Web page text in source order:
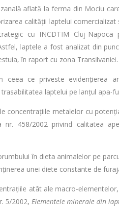
aflată la ferma din Mociu
calității laptelui comercializat
cu INCDTIM Cluj-Napoca
laptele a fost analizat din
în raport cu zona Transilvaniei.
ceea ce priveste evidențierea
laptelui pe lanțul apa-
concentrațiile metalelor cu
458/2002 privind calitatea
în dieta animalelor pe
unei diete constante de
atât ale macro-
5/2002, Elementele minerale din